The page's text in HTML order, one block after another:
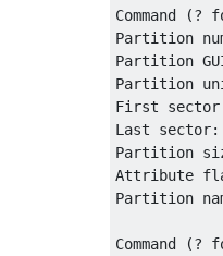
Command
Partition
Partition
Partition
First
Last sector:
Partition
Attribute
Partition
Command